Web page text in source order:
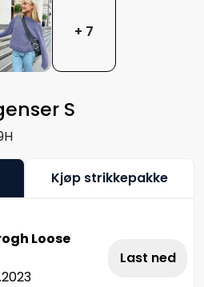
S
+ 7
Kjøp strikkepakke
Loose
Last ned